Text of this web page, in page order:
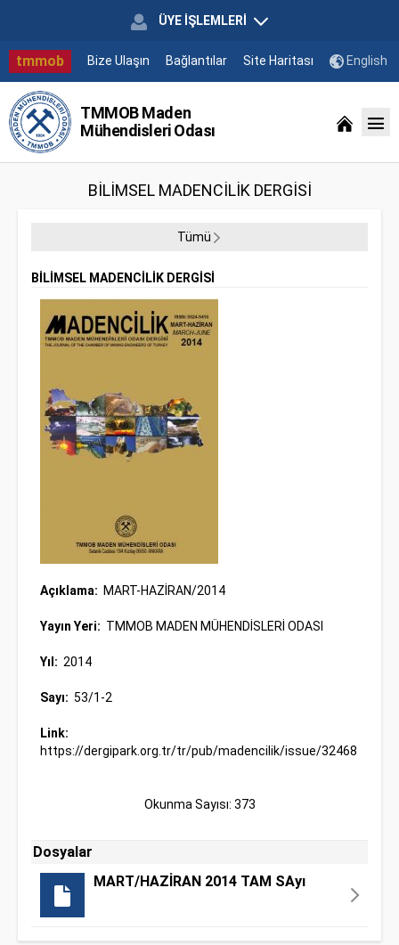
ÜYE İŞLEMLERİ
tmmob Bize Ulaşın Bağlantılar Site Haritası English
TMMOB Maden
Mühendisleri Odası
BİLİMSEL MADENCİLİK DERGİSİ
Tümü
BİLİMSEL MADENCİLİK DERGİSİ
Açıklama: MART-HAZİRAN/2014
Yayın Yeri: TMMOB MADEN MÜHENDİSLERİ ODASI
Yıl: 2014
Sayı: 53/1-2
Link:
https://dergipark.org.tr/tr/pub/madencilik/issue/32468
Okunma Sayısı: 373
Dosyalar
MART/HAZİRAN 2014 TAM SAyı